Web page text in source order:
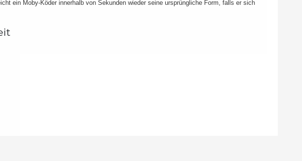
ein Moby-Köder innerhalb von Sekunden wieder seine ursprüngliche Form, falls er sich